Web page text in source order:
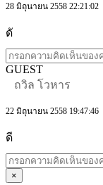
28 มิถุนายน 2558 22:21:02
ดั
GUEST
ถวิล โวหาร
22 มิถุนายน 2558 19:47:46
ดี
×